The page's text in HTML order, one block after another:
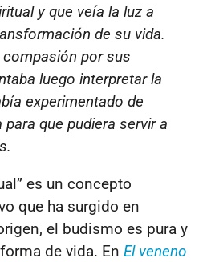
y que veía la luz a
de su vida.
por sus
luego interpretar la
experimentado de
que pudiera servir a
es un concepto
que ha surgido en
el budismo es pura y
de vida. En El veneno